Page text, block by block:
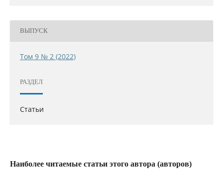
ВЫПУСК
Том 9 № 2 (2022)
РАЗДЕЛ
Статьи
Наиболее читаемые статьи этого автора (авторов)